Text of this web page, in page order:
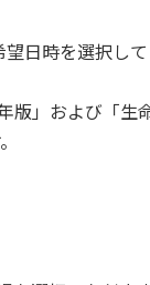
時を選択し
」および「生